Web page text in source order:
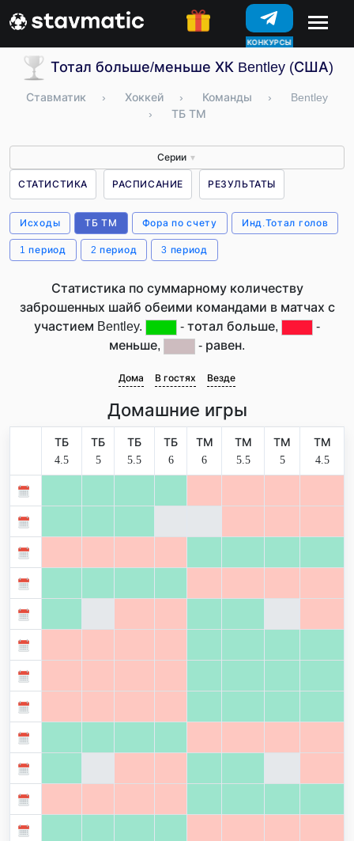
КОНКУРСЫ
Тотал больше/меньше ХК Bentley (США)
Ставматик › Хоккей › Команды ›
Bentley
›
ТБ ТМ
Серии ▼
СТАТИСТИКА РАСПИСАНИЕ РЕЗУЛЬТАТЫ
Исходы ТБ ТМ Фора по счету Инд.Тотал голов
1 период 2 период 3 период
Статистика по суммарному количеству
заброшенных шайб обеими командами в матчах с
участием Bentley.
- тотал больше,
-
меньше,
- равен.
Дома В гостях Везде
Домашние игры
ТБ
4.5
ТБ
5
ТБ
5.5
ТБ
6
ТМ
6
ТМ
5.5
ТМ
5
ТМ
4.5